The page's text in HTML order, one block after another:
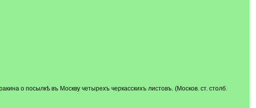
о посылкѣ въ Москву четырехъ черкасскихъ листовъ. (Москов. ст. столб.